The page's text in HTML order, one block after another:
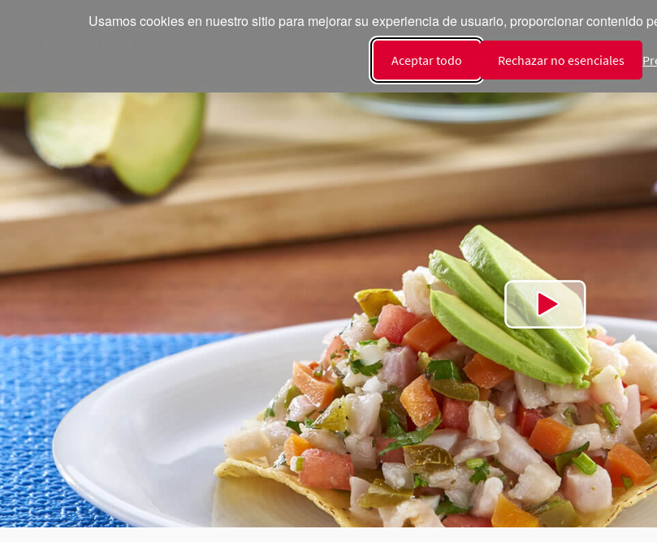
Usamos cookies en nuestro sitio para mejorar su experiencia de usuario, proporcionar contenido
Aceptar todo Rechazar no esenciales
Recetas Productos Talento Sala de